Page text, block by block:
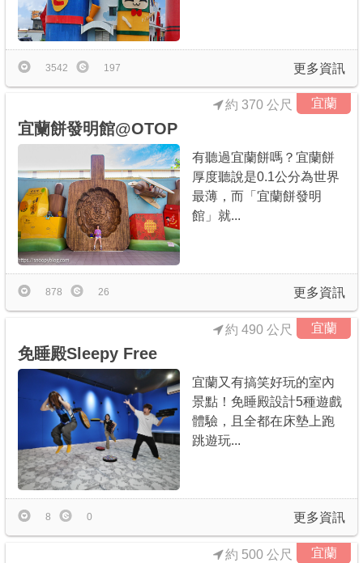
商家合作
推薦景點
討論區
聯絡我們
APP下載
更多資訊
3542 197
宜蘭
約 370 公尺
宜蘭餅發明館@OTOP
有聽過宜蘭餅嗎？宜蘭餅
厚度聽說是0.1公分為世界
最薄，而「宜蘭餅發明
館」就...
更多資訊
878 26
宜蘭
約 490 公尺
免睡殿Sleepy Free
宜蘭又有搞笑好玩的室內
景點！免睡殿設計5種遊戲
體驗，且全都在床墊上跑
跳遊玩...
更多資訊
8 0
宜蘭
約 500 公尺